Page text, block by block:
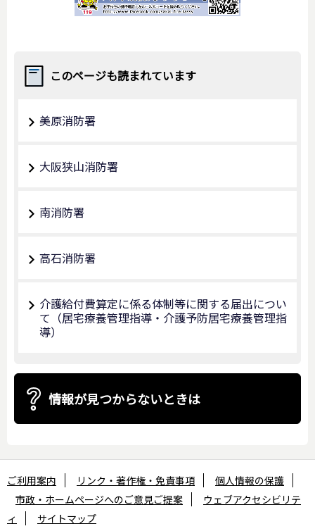
このページも読まれています
美原消防署
大阪狭山消防署
南消防署
高石消防署
介護給付費算定に係る体制等に関する届出につい
て（居宅療養管理指導・介護予防居宅療養管理指
導）
情報が見つからないときは
ご利用案内 リンク・著作権・免責事項
個人情報の保護
市政・ホームページへのご意見ご提案
ウェブアクセシビリテ
ィ
サイトマップ